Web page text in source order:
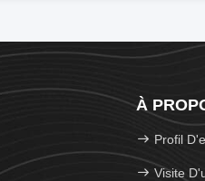
À
Profil
Visite